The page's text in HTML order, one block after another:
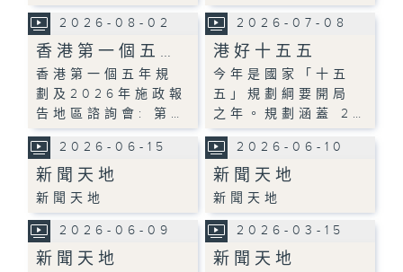
2026-08-02
香港第一個五…
香港第一個五年規
劃及2026年施政報
告地區諮詢會: 第…
2026-07-08
港好十五五
今年是國家「十五
五」規劃綱要開局
之年。規劃涵蓋 2…
2026-06-15
新聞天地
新聞天地
2026-06-10
新聞天地
新聞天地
2026-06-09
新聞天地
2026-03-15
新聞天地